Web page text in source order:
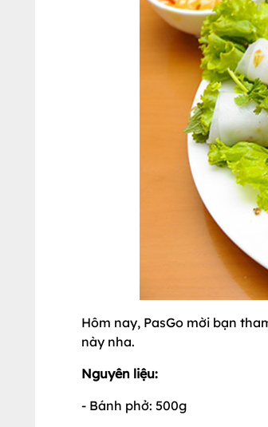
Hôm nay, PasGo mời bạn
này nha.
Nguyên liệu:
- Bánh phở: 500g